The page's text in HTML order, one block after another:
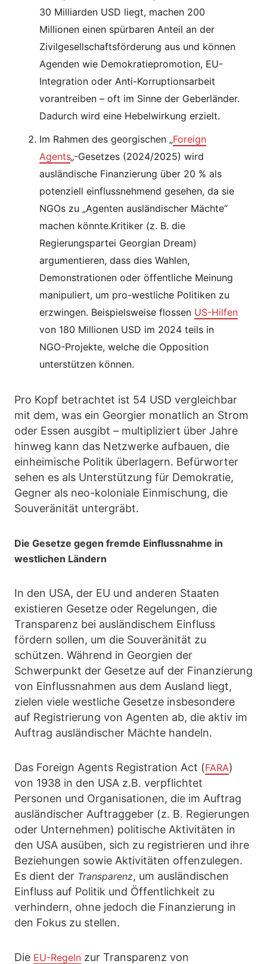
30 Milliarden USD liegt, machen 200
Millionen einen spürbaren Anteil an der
Zivilgesellschaftsförderung aus und können
Agenden wie Demokratiepromotion, EU-
Integration oder Anti-Korruptionsarbeit
vorantreiben – oft im Sinne der Geberländer.
Dadurch wird eine Hebelwirkung erzielt.
Im Rahmen des georgischen „Foreign
Agents„-Gesetzes (2024/2025) wird
ausländische Finanzierung über 20 % als
potenziell einflussnehmend gesehen, da sie
NGOs zu „Agenten ausländischer Mächte“
machen könnte.Kritiker (z. B. die
Regierungspartei Georgian Dream)
argumentieren, dass dies Wahlen,
Demonstrationen oder öffentliche Meinung
manipuliert, um pro-westliche Politiken zu
erzwingen. Beispielsweise flossen US-Hilfen
von 180 Millionen USD im 2024 teils in
NGO-Projekte, welche die Opposition
unterstützen können.
Pro Kopf betrachtet ist 54 USD vergleichbar
mit dem, was ein Georgier monatlich an Strom
oder Essen ausgibt – multipliziert über Jahre
hinweg kann das Netzwerke aufbauen, die
einheimische Politik überlagern. Befürworter
sehen es als Unterstützung für Demokratie,
Gegner als neo-koloniale Einmischung, die
Souveränität untergräbt.
Die Gesetze gegen fremde Einflussnahme in
westlichen Ländern
In den USA, der EU und anderen Staaten
existieren Gesetze oder Regelungen, die
Transparenz bei ausländischem Einfluss
fördern sollen, um die Souveränität zu
schützen. Während in Georgien der
Schwerpunkt der Gesetze auf der Finanzierung
von Einflussnahmen aus dem Ausland liegt,
zielen viele westliche Gesetze insbesondere
auf Registrierung von Agenten ab, die aktiv im
Auftrag ausländischer Mächte handeln.
Das Foreign Agents Registration Act (FARA)
von 1938 in den USA z.B. verpflichtet
Personen und Organisationen, die im Auftrag
ausländischer Auftraggeber (z. B. Regierungen
oder Unternehmen) politische Aktivitäten in
den USA ausüben, sich zu registrieren und ihre
Beziehungen sowie Aktivitäten offenzulegen.
Es dient der Transparenz, um ausländischen
Einfluss auf Politik und Öffentlichkeit zu
verhindern, ohne jedoch die Finanzierung in
den Fokus zu stellen.
Die EU-Regeln zur Transparenz von